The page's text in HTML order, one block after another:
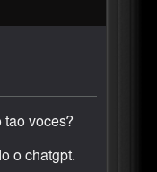
tao voces?
o chatgpt.